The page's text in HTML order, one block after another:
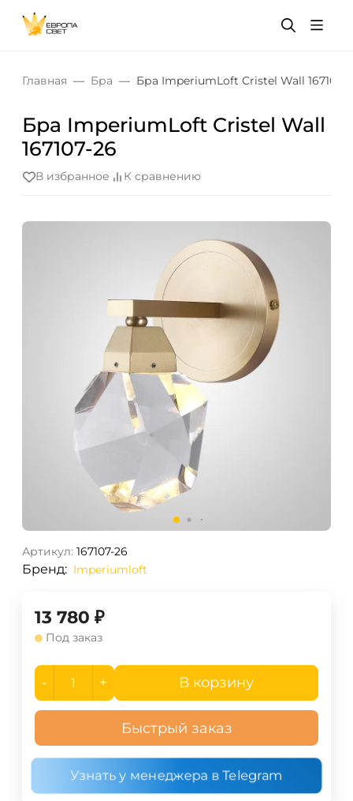
Главная Бра Бра ImperiumLoft Cristel Wall 167107-
Бра ImperiumLoft Cristel Wall
167107-26
В избранное К сравнению
Артикул: 167107-26
Бренд: Imperiumloft
13 780 ₽
Под заказ
- + В корзину
Быстрый заказ
Узнать у менеджера в Telegram